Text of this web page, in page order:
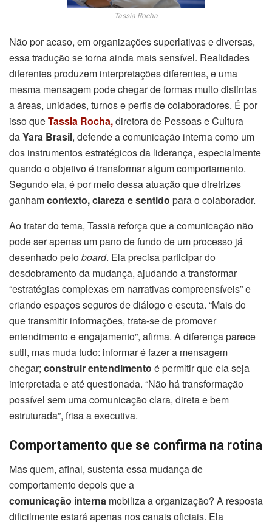
Tassia Rocha
Não por acaso, em organizações superlativas e diversas,
essa tradução se torna ainda mais sensível. Realidades
diferentes produzem interpretações diferentes, e uma
mesma mensagem pode chegar de formas muito distintas
a áreas, unidades, turnos e perfis de colaboradores. É por
isso queTassia Rocha,diretora de Pessoas e Cultura
daYara Brasil, defende a comunicação interna como um
dos instrumentos estratégicos da liderança, especialmente
quando o objetivo é transformar algum comportamento.
Segundo ela, é por meio dessa atuação que diretrizes
ganhamcontexto, clareza e sentido para o colaborador.
Ao tratar do tema, Tassia reforça que a comunicação não
pode ser apenas um pano de fundo de um processo já
desenhado peloboard. Ela precisa participar do
desdobramento da mudança, ajudando a transformar
“estratégias complexas em narrativas compreensíveis” e
criando espaços seguros de diálogo e escuta. “Mais do
que transmitir informações, trata-se de promover
entendimento e engajamento”, afirma. A diferença parece
sutil, mas muda tudo: informar é fazer a mensagem
chegar; construir entendimento é permitir que ela seja
interpretada e até questionada. “Não há transformação
possível sem uma comunicação clara, direta e bem
estruturada”, frisa a executiva.
Comportamento que se confirma na rotina
Mas quem, afinal, sustenta essa mudança de
comportamento depois que a
comunicação interna mobiliza a organização? A resposta
dificilmente estará apenas nos canais oficiais. Ela